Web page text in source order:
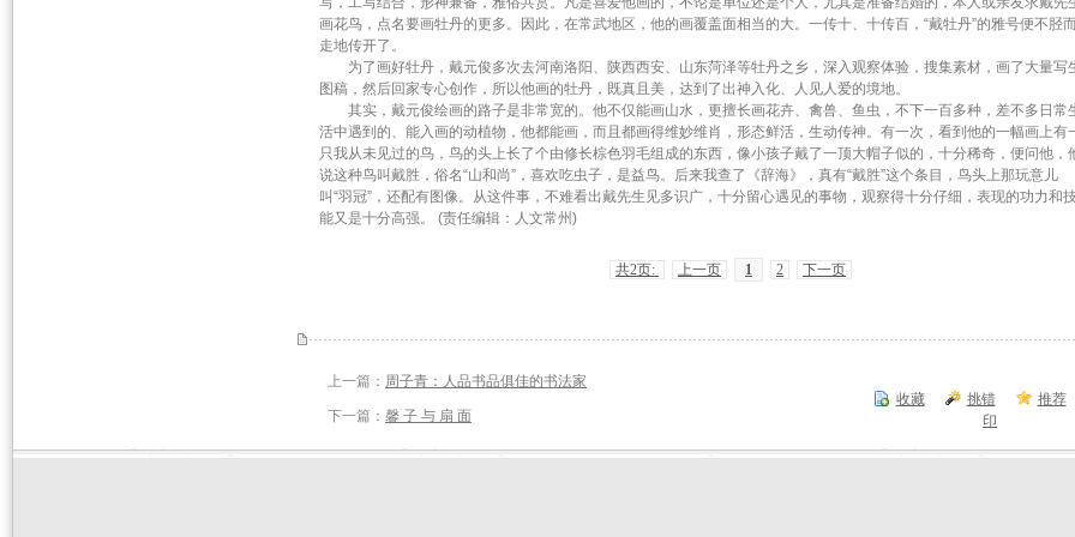
画花鸟，点名要画牡丹的更多。因此，在常武地区，他的画覆盖面相当的大。一传十、十传百，“戴牡丹”的雅号便不胫
走地传开了。
为了画好牡丹，戴元俊多次去河南洛阳、陕西西安、山东菏泽等牡丹之乡，深入观察体验，搜集素材，画了大量写
图稿，然后回家专心创作，所以他画的牡丹，既真且美，达到了出神入化、人见人爱的境地。
其实，戴元俊绘画的路子是非常宽的。他不仅能画山水，更擅长画花卉、禽兽、鱼虫，不下一百多种，差不多日常
活中遇到的、能入画的动植物，他都能画，而且都画得维妙维肖，形态鲜活，生动传神。有一次，看到他的一幅画上有
只我从未见过的鸟，鸟的头上长了个由修长棕色羽毛组成的东西，像小孩子戴了一顶大帽子似的，十分稀奇，便问他，
说这种鸟叫戴胜，俗名“山和尚”，喜欢吃虫子，是益鸟。后来我查了《辞海》，真有“戴胜”这个条目，鸟头上那玩意儿
叫“羽冠”，还配有图像。从这件事，不难看出戴先生见多识广，十分留心遇见的事物，观察得十分仔细，表现的功力和
能又是十分高强。 (责任编辑：人文常州)
共2页: 上一页 1 2 下一页
上一篇： 周子青：人品书品俱佳的书法家
下一篇： 馨 子 与 扇 面
收藏 挑错 推荐
印